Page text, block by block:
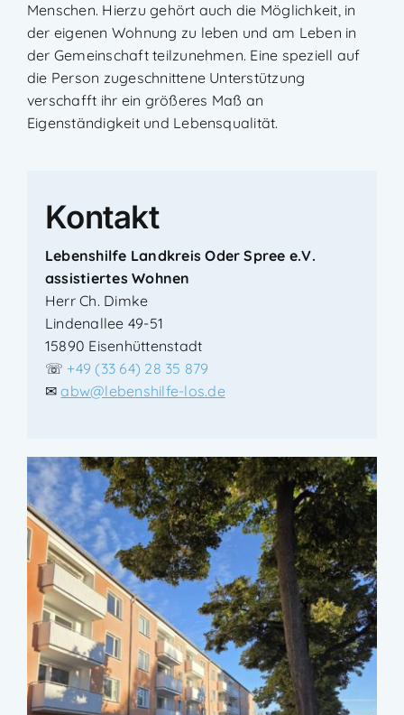
Menschen. Hierzu gehört auch die Möglichkeit, in
der eigenen Wohnung zu leben und am Leben in
der Gemeinschaft teilzunehmen. Eine speziell auf
die Person zugeschnittene Unterstützung
verschafft ihr ein größeres Maß an
Eigenständigkeit und Lebensqualität.
Kontakt
Lebenshilfe Landkreis Oder Spree e.V.
assistiertes Wohnen
Herr Ch. Dimke
Lindenallee 49-51
15890 Eisenhüttenstadt
☏ +49 (33 64) 28 35 879
✉ abw@lebenshilfe-los.de